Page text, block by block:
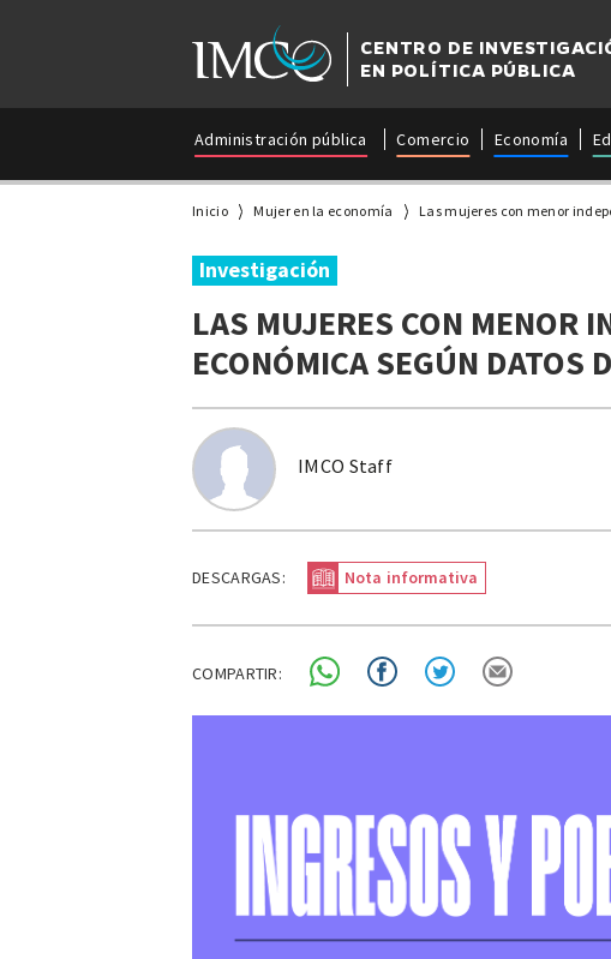
CENTRO DE
EN POLÍTICA PÚBLICA
Administración pública Comercio Economía
Inicio Mujer en la economía Las mujeres con menor
Investigación
LAS MUJERES CON MENOR
ECONÓMICA SEGÚN DATOS
IMCO Staff
DESCARGAS: Nota informativa
COMPARTIR: